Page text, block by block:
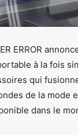
ERROR
à la fois
qui
de la mode
dans le